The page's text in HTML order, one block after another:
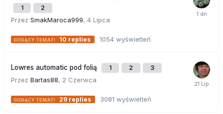
1 2
Przez SmakMaroca999, 4 Lipca
10 replies 1054 wyświetleń
Lowres automatic pod folią 1 2 3
Przez Bartas88, 2 Czerwca
29 replies 3081 wyświetleń